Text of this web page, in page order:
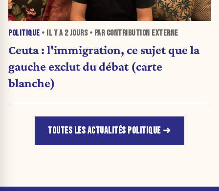
POLITIQUE • IL Y A 2 JOURS• PAR CONTRIBUTION EXTERNE
Ceuta : l'immigration, ce sujet que la
gauche exclut du débat (carte
blanche)
TOUTES LES ACTUALITÉS POLITIQUE